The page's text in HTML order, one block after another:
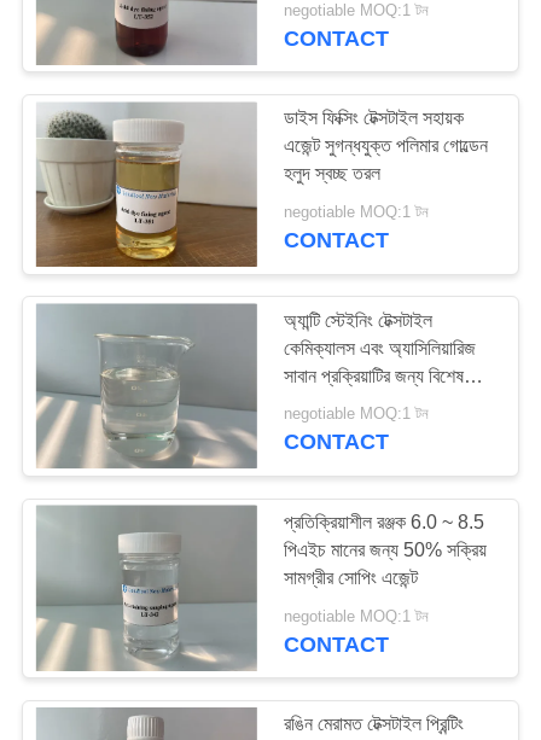
ফ্যাব্রিক সিলিকন সফটনার
ফ্লফি সিলিকন সফটনার
ব্র্যান্ড সিলিকন সফটনার
11
negotiable MOQ:1 টন
CONTACT
ডাইস ফিক্সিং টেক্সটাইল সহায়ক
এজেন্ট সুগন্ধযুক্ত পলিমার গোল্ডেন
হলুদ স্বচ্ছ তরল
negotiable MOQ:1 টন
CONTACT
অ্যান্টি স্টেইনিং টেক্সটাইল
কেমিক্যালস এবং অ্যাসিলিয়ারিজ
সাবান প্রক্রিয়াটির জন্য বিশেষভাবে
ব্যবহৃত হয়
negotiable MOQ:1 টন
CONTACT
প্রতিক্রিয়াশীল রঞ্জক 6.0 ~ 8.5
পিএইচ মানের জন্য 50% সক্রিয়
সামগ্রীর সোপিং এজেন্ট
negotiable MOQ:1 টন
CONTACT
রঙিন মেরামত টেক্সটাইল প্রিন্টিং